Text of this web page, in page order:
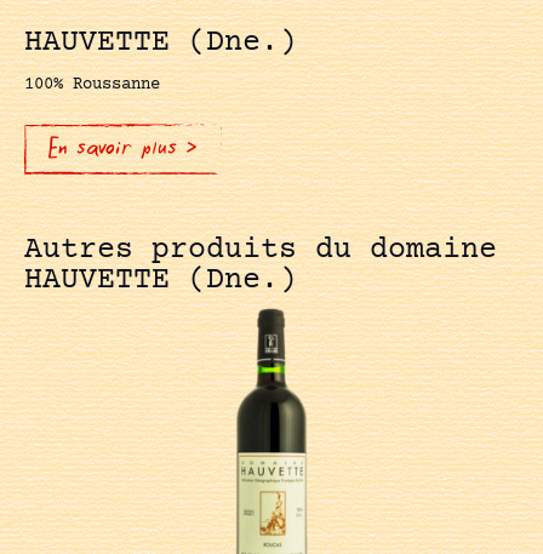
HAUVETTE (Dne.)
100% Roussanne
En savoir plus >
Autres produits du domaine
HAUVETTE (Dne.)